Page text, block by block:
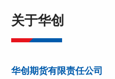
关于华创
华创期货有限责任公司